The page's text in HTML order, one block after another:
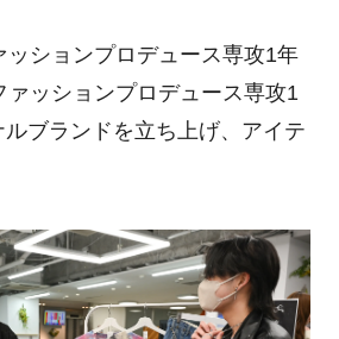
ッションプロデュース専攻1年
ァッションプロデュース専攻1
ブランドを立ち上げ、アイテ